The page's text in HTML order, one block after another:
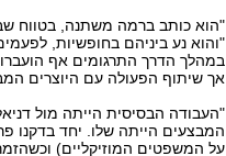
"הוא כותב ברמה משתנה, בטווח
"והוא נע ביניהם בחופשיות,
במהלך הדרך התרגומים אף
אך שיתוף הפעולה עם היוצרים
"העבודה הבסיסית הייתה מול
המבצעים הייתה שלו. יחד בדקנו
על המשפטים המוזיקליים)